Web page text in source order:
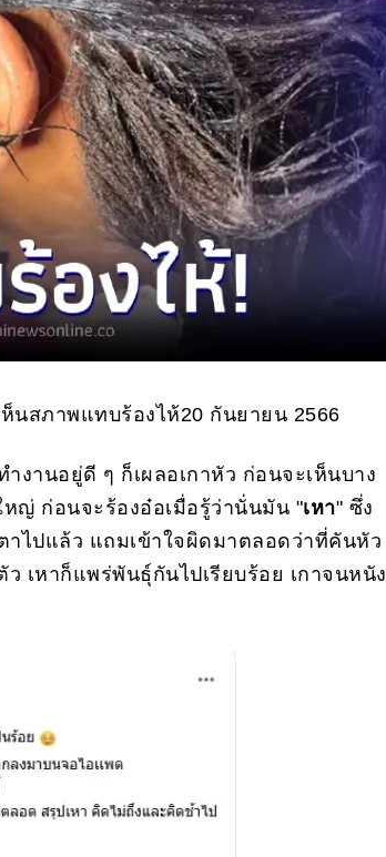
นสภาพแทบร้องไห้20 กันยายน 2566
งานอยู่ดี ๆ ก็เผลอเกาหัว ก่อนจะเห็นบาง
ญ่ ก่อนจะร้องอ๋อเมื่อรู้ว่านั่นมัน "เหา" ซึ่ง
ไปแล้ว แถมเข้าใจผิดมาตลอดว่าที่คันหัว
เหาก็แพร่พันธุ์กันไปเรียบร้อย เกาจนหนัง